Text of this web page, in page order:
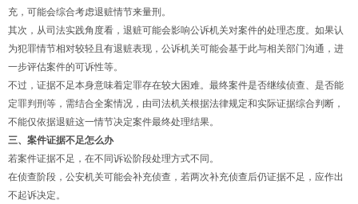
充，可能会综合考虑退赃情节来量刑。
其次，从司法实践角度看，退赃可能会影响公诉机关对案件的处理态度。如果认
为犯罪情节相对较轻且有退赃表现，公诉机关可能会基于此与相关部门沟通，进
一步评估案件的可诉性等。
不过，证据不足本身意味着定罪存在较大困难。最终案件是否继续侦查、是否能
定罪判刑等，需结合全案情况，由司法机关根据法律规定和实际证据综合判断，
不能仅依据退赃这一情节决定案件最终处理结果。
三、案件证据不足怎么办
若案件证据不足，在不同诉讼阶段处理方式不同。
在侦查阶段，公安机关可能会补充侦查，若两次补充侦查后仍证据不足，应作出
不起诉决定。